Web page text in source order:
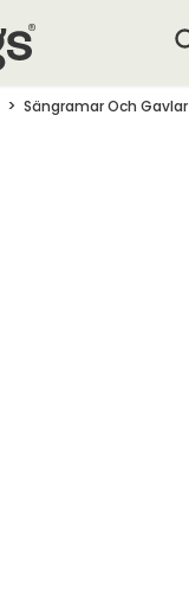
Sängramar Och Gavlar